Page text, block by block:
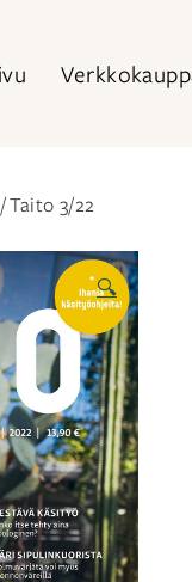
/ Taito 3/22
🔍